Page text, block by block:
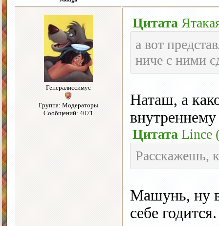
Генералиссимус
Группа: Модераторы
Сообщений: 4071
Цитата
а вот
ниче с ними
Наташ, а
внутреннему
Цитата Lince
Расскажешь,
Машунь, ну
себе